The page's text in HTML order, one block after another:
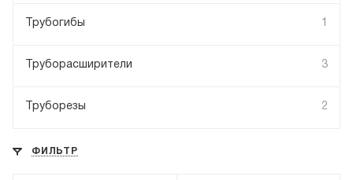
Трубогибы
Труборасширители 3
Труборезы 2
ФИЛЬТР